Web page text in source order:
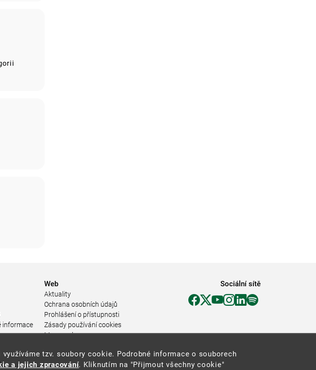
informace
Web
Aktuality
Ochrana osobních údajů
Prohlášení o přístupnosti
Zásady používání cookies
Mapa webu
Sociální sítě
tzv. soubory cookie. Podrobné informace o souborech
a jejich zpracování. Kliknutím na "Přijmout všechny cookie"